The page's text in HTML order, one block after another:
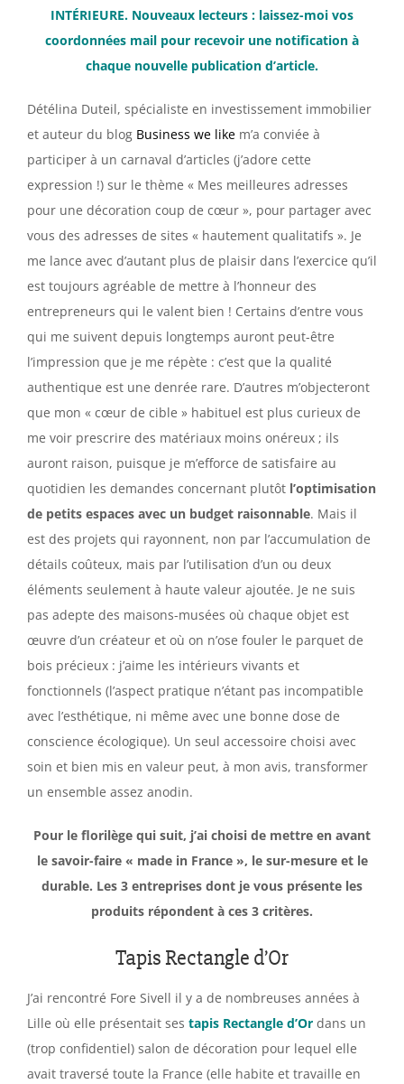
INTÉRIEURE. Nouveaux lecteurs : laissez-moi vos
coordonnées mail pour recevoir une notification à
chaque nouvelle publication d’article.
Détélina Duteil, spécialiste en investissement immobilier
et auteur du blog Business we like m’a conviée à
participer à un carnaval d’articles (j’adore cette
expression !) sur le thème « Mes meilleures adresses
pour une décoration coup de cœur », pour partager avec
vous des adresses de sites « hautement qualitatifs ». Je
me lance avec d’autant plus de plaisir dans l’exercice qu’il
est toujours agréable de mettre à l’honneur des
entrepreneurs qui le valent bien ! Certains d’entre vous
qui me suivent depuis longtemps auront peut-être
l’impression que je me répète : c’est que la qualité
authentique est une denrée rare. D’autres m’objecteront
que mon « cœur de cible » habituel est plus curieux de
me voir prescrire des matériaux moins onéreux ; ils
auront raison, puisque je m’efforce de satisfaire au
quotidien les demandes concernant plutôt l’optimisation
de petits espaces avec un budget raisonnable. Mais il
est des projets qui rayonnent, non par l’accumulation de
détails coûteux, mais par l’utilisation d’un ou deux
éléments seulement à haute valeur ajoutée. Je ne suis
pas adepte des maisons-musées où chaque objet est
œuvre d’un créateur et où on n’ose fouler le parquet de
bois précieux : j’aime les intérieurs vivants et
fonctionnels (l’aspect pratique n’étant pas incompatible
avec l’esthétique, ni même avec une bonne dose de
conscience écologique). Un seul accessoire choisi avec
soin et bien mis en valeur peut, à mon avis, transformer
un ensemble assez anodin.
Pour le florilège qui suit, j’ai choisi de mettre en avant
le savoir-faire « made in France », le sur-mesure et le
durable. Les 3 entreprises dont je vous présente les
produits répondent à ces 3 critères.
Tapis Rectangle d’Or
J’ai rencontré Fore Sivell il y a de nombreuses années à
Lille où elle présentait ses tapis Rectangle d’Or dans un
(trop confidentiel) salon de décoration pour lequel elle
avait traversé toute la France (elle habite et travaille en